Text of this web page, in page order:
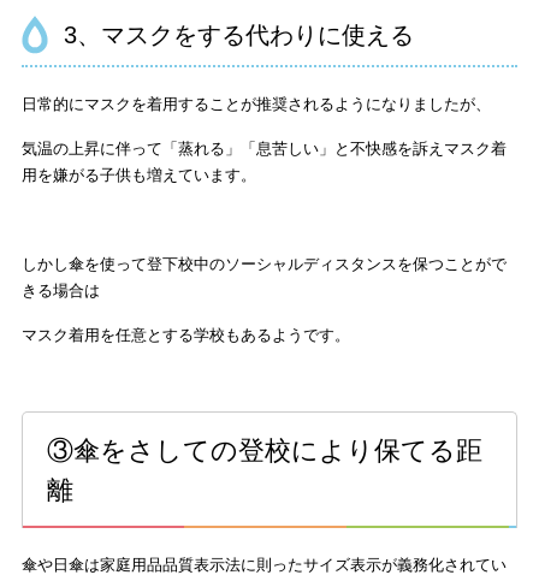
3、マスクをする代わりに使える
日常的にマスクを着用することが推奨されるようになりましたが、
気温の上昇に伴って「蒸れる」「息苦しい」と不快感を訴えマスク着
用を嫌がる子供も増えています。
しかし傘を使って登下校中のソーシャルディスタンスを保つことがで
きる場合は
マスク着用を任意とする学校もあるようです。
③傘をさしての登校により保てる距
離
傘や日傘は家庭用品品質表示法に則ったサイズ表示が義務化されてい